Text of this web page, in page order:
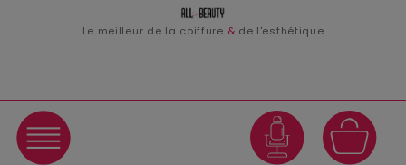
Le meilleur de la coiffure & de l'esthétique